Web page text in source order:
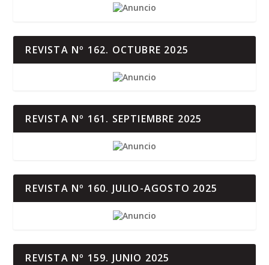
REVISTA Nº 162. OCTUBRE 2025
REVISTA Nº 161. SEPTIEMBRE 2025
REVISTA Nº 160. JULIO-AGOSTO 2025
REVISTA Nº 159. JUNIO 2025